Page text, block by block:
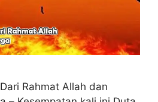
Rahmat Allah dan